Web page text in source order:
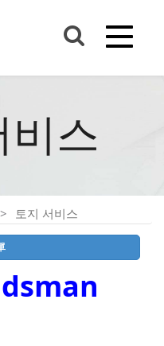
스
토지 서비스